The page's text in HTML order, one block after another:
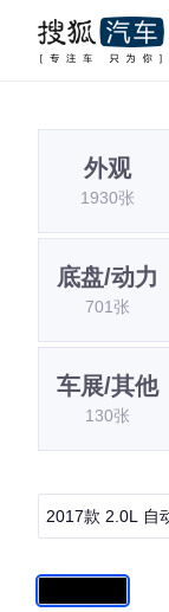
外观
1930张
底盘/动力
701张
车展/其他
130张